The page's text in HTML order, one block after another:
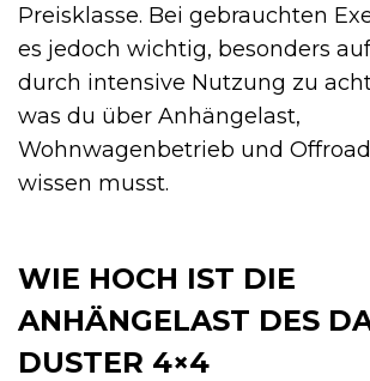
Preisklasse. Bei gebrauchten
es jedoch wichtig, besonders
durch intensive Nutzung zu
was du über Anhängelast,
Wohnwagenbetrieb und
wissen musst.
WIE HOCH IST DIE
ANHÄNGELAST DES
DUSTER 4×4